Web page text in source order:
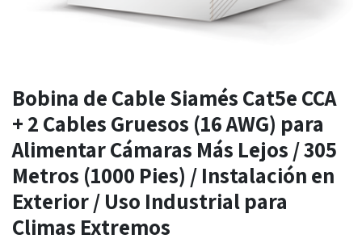
Bobina de Cable Siamés Cat5e CCA
+ 2 Cables Gruesos (16 AWG) para
Alimentar Cámaras Más Lejos / 305
Metros (1000 Pies) / Instalación en
Exterior / Uso Industrial para
Climas Extremos